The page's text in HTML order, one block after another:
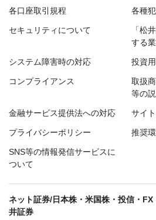
各口座取引規程 各種
セキュリティについて
「松
する
システム障害時の対応 投資
コンプライアンス
取扱
等の
金融サービス提供法への対応 サイ
プライバシーポリシー 推奨
SNS等の情報発信サービスに
ついて
ネット証券/日本株・米国株・投信・
井証券